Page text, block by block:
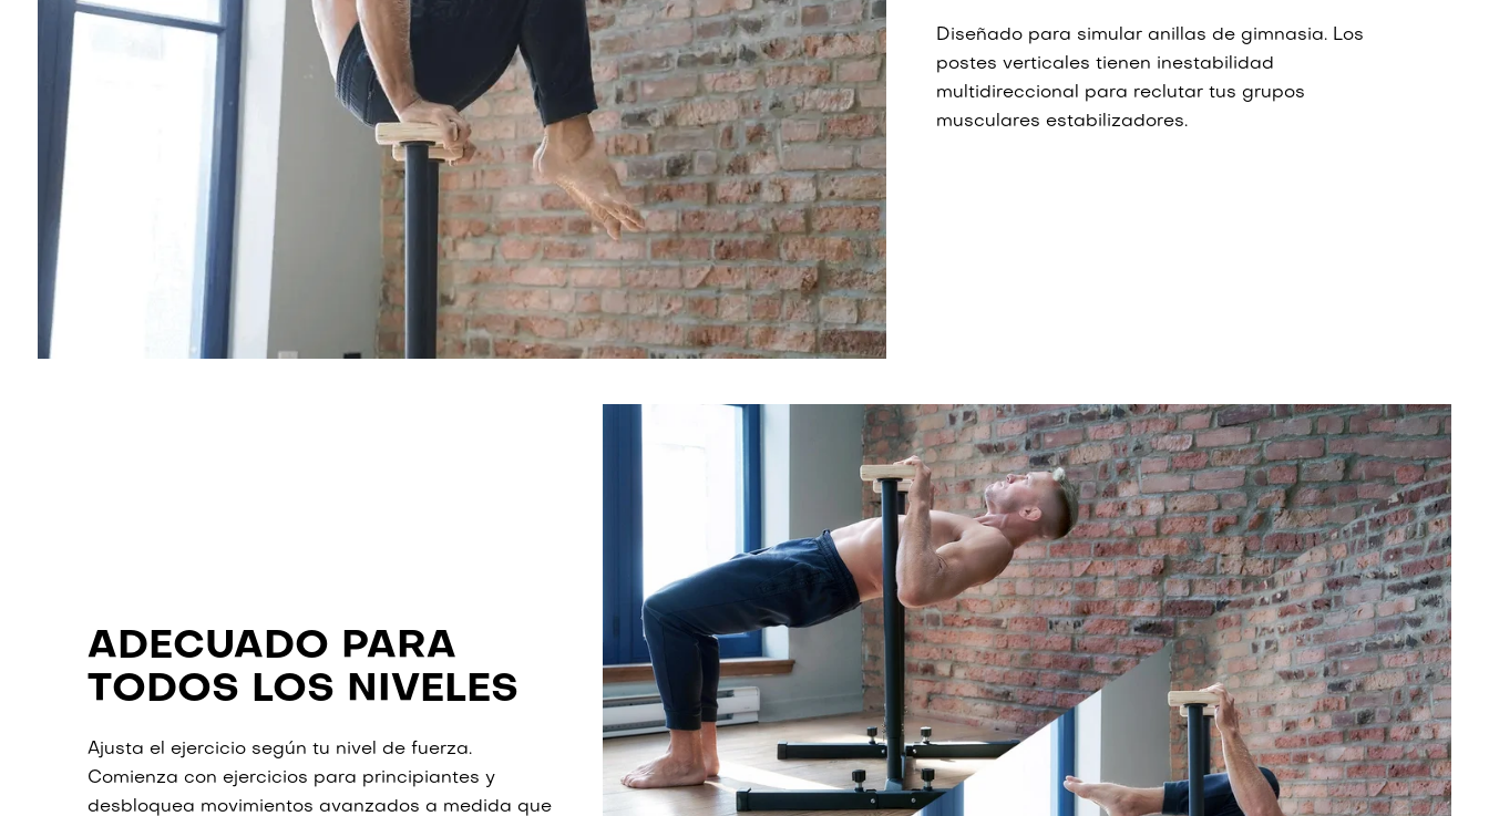
Diseñado para simular anillas de gimnasia. Los
postes verticales tienen inestabilidad
multidireccional para reclutar tus grupos
musculares estabilizadores.
ADECUADO PARA
TODOS LOS NIVELES
Ajusta el ejercicio según tu nivel de fuerza.
Comienza con ejercicios para principiantes y
desbloquea movimientos avanzados a medida que